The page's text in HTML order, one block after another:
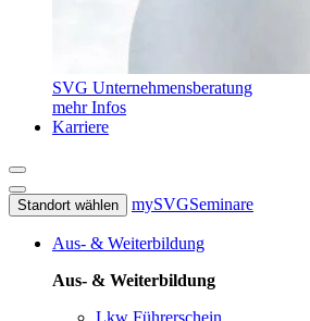
SVG Unternehmensberatung
mehr Infos
Karriere
Standort wählen mySVGSeminare
Aus- & Weiterbildung
Aus- & Weiterbildung
Lkw Führerschein